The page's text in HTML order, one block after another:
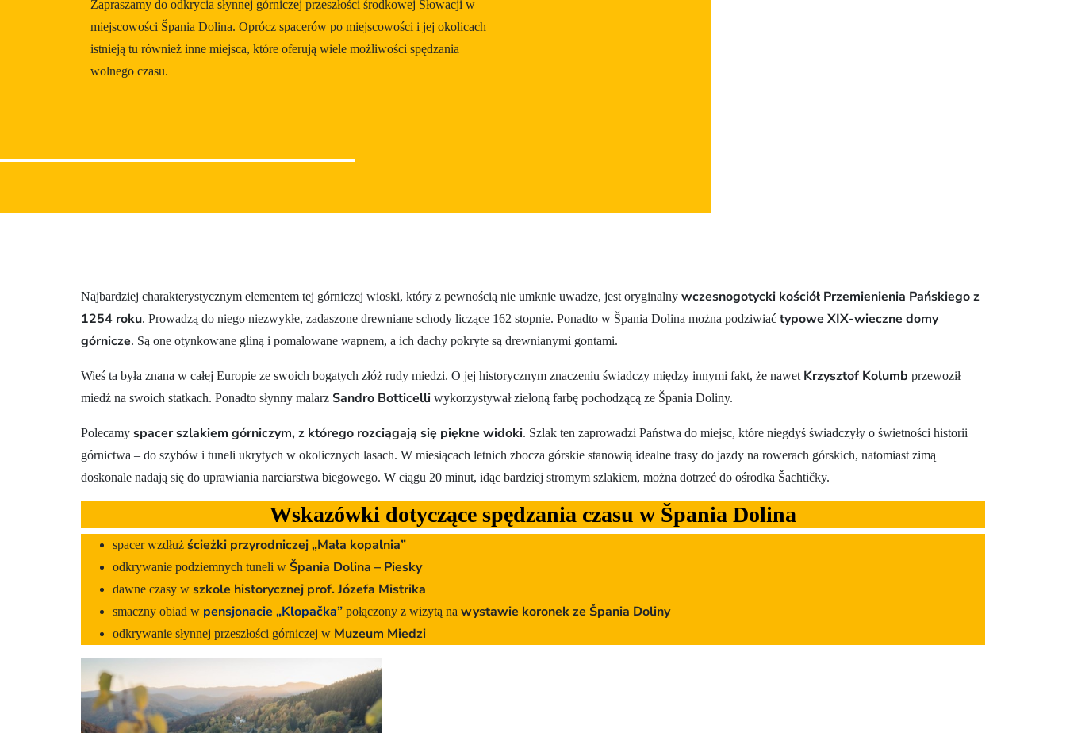
Gastronomia
Zakwaterowanie
Zapraszamy do odkrycia słynnej górniczej przeszłości środkowej Słowacji w
miejscowości Špania Dolina. Oprócz spacerów po miejscowości i jej okolicach
istnieją tu również inne miejsca, które oferują wiele możliwości spędzania
wolnego czasu.
Najbardziej charakterystycznym elementem tej górniczej wioski, który z pewnością nie umknie uwadze, jest oryginalny wczesnogotycki kościół Przemienienia Pańskiego z
1254 roku. Prowadzą do niego niezwykłe, zadaszone drewniane schody liczące 162 stopnie. Ponadto w Špania Dolina można podziwiać typowe XIX-wieczne domy
górnicze. Są one otynkowane gliną i pomalowane wapnem, a ich dachy pokryte są drewnianymi gontami.
Wieś ta była znana w całej Europie ze swoich bogatych złóż rudy miedzi. O jej historycznym znaczeniu świadczy między innymi fakt, że nawet Krzysztof Kolumb przewoził
miedź na swoich statkach. Ponadto słynny malarz Sandro Botticelli wykorzystywał zieloną farbę pochodzącą ze Špania Doliny.
Polecamy spacer szlakiem górniczym, z którego rozciągają się piękne widoki. Szlak ten zaprowadzi Państwa do miejsc, które niegdyś świadczyły o świetności historii
górnictwa – do szybów i tuneli ukrytych w okolicznych lasach. W miesiącach letnich zbocza górskie stanowią idealne trasy do jazdy na rowerach górskich, natomiast zimą
doskonale nadają się do uprawiania narciarstwa biegowego. W ciągu 20 minut, idąc bardziej stromym szlakiem, można dotrzeć do ośrodka Šachtičky.
Wskazówki dotyczące spędzania czasu w Špania Dolina
spacer wzdłuż ścieżki przyrodniczej „Mała kopalnia”
odkrywanie podziemnych tuneli w Špania Dolina – Piesky
dawne czasy w szkole historycznej prof. Józefa Mistrika
smaczny obiad w pensjonacie „Klopačka” połączony z wizytą na wystawie koronek ze Špania Doliny
odkrywanie słynnej przeszłości górniczej w Muzeum Miedzi